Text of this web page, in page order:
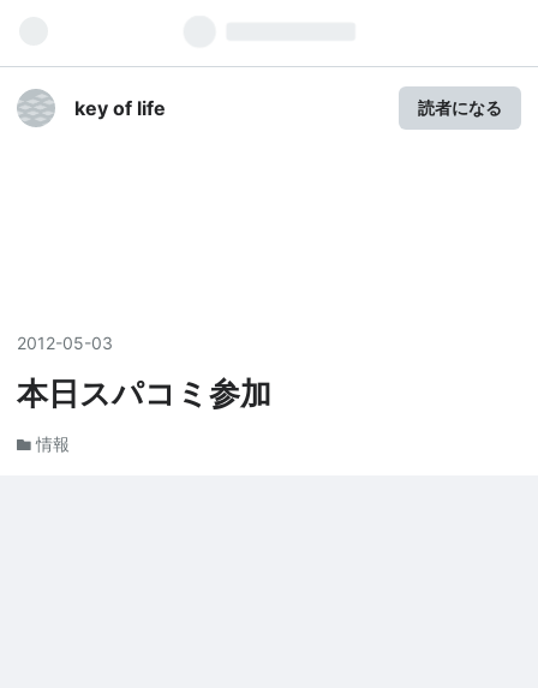
key of life 読者になる
2012-05-03
本日スパコミ参加
情報